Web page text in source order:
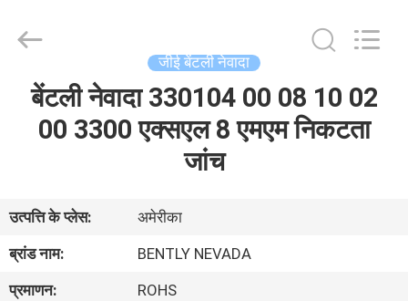
होम
हमारे
बारे
में
Reserved.
जीई बेंटली नेवादा
बेंटली नेवादा 330104 00 08 10 02
00 3300 एक्सएल 8 एमएम निकटता
जांच
उत्पत्ति के प्लेस:
अमेरीका
ब्रांड नाम:
BENTLY NEVADA
प्रमाणन:
ROHS